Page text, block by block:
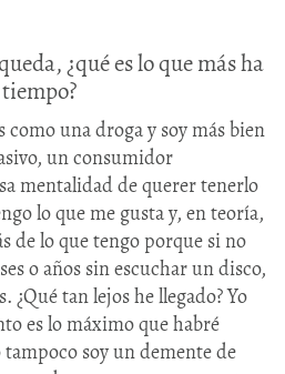
¿qué es lo que más ha
como una droga y soy más bien
un consumidor
mentalidad de querer tenerlo
lo que me gusta y, en teoría,
de lo que tengo porque si no
o años sin escuchar un disco,
¿Qué tan lejos he llegado? Yo
es lo máximo que habré
soy un demente de